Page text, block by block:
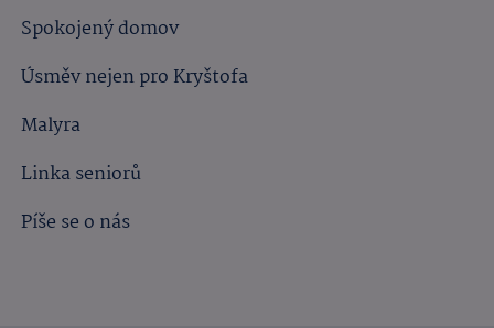
Spokojený domov
Úsměv nejen pro Kryštofa
Malyra
Linka seniorů
Píše se o nás